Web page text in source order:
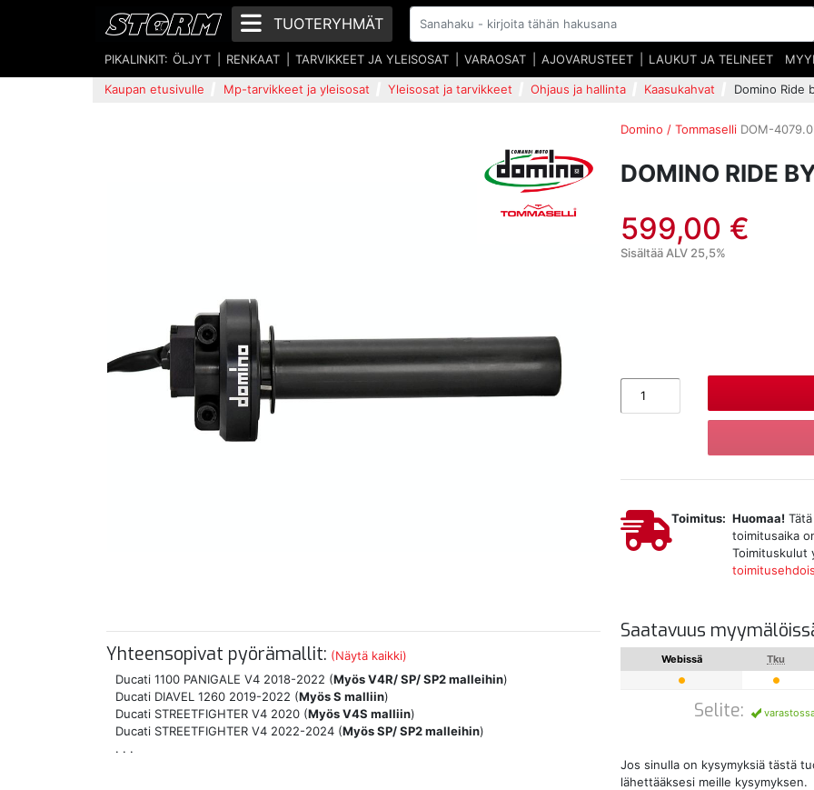
TUOTERYHMÄT
PIKALINKIT: ÖLJYT RENKAAT TARVIKKEET JA YLEISOSAT VARAOSAT AJOVARUSTEET LAUKUT JA TELINEET
Kaupan etusivulle Mp-tarvikkeet ja yleisosat Yleisosat ja tarvikkeet Ohjaus ja hallinta Kaasukahvat Domino Ride
Domino / Tommaselli DOM-
DOMINO RIDE
599,00 €
Sisältää ALV 25,5%
Toimitus: Huomaa!
toimitusaika
Toimituskulut
Saatavuus
Webissä Tku
Selite:
Jos sinulla on kysymyksiä tästä
lähettääksesi meille kysymyksen.
Yhteensopivat pyörämallit: (Näytä kaikki)
Ducati 1100 PANIGALE V4 2018-2022 (Myös V4R/ SP/ SP2 malleihin)
Ducati DIAVEL 1260 2019-2022 (Myös S malliin)
Ducati STREETFIGHTER V4 2020 (Myös V4S malliin)
Ducati STREETFIGHTER V4 2022-2024 (Myös SP/ SP2 malleihin)
. . .